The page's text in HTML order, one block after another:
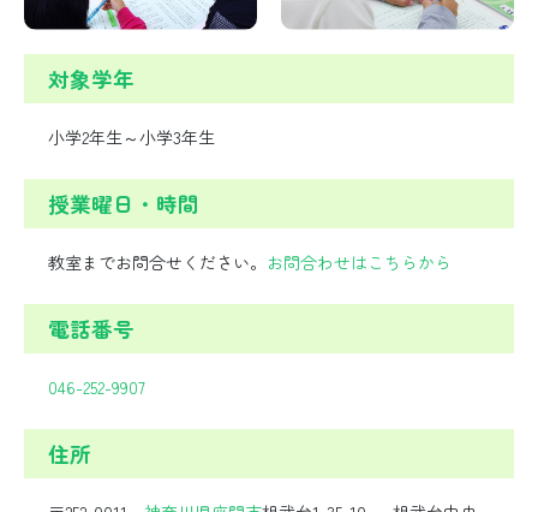
対象学年
小学2年生～小学3年生
授業曜日・時間
教室までお問合せください。 お問合わせはこちらから
電話番号
046-252-9907
住所